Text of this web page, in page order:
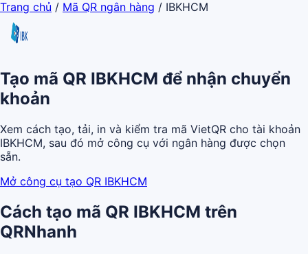
Trang chủ / Mã QR ngân hàng / IBKHCM
Tạo mã QR IBKHCM để nhận chuyển
khoản
Xem cách tạo, tải, in và kiểm tra mã VietQR cho tài khoản
IBKHCM, sau đó mở công cụ với ngân hàng được chọn
sẵn.
Mở công cụ tạo QR IBKHCM
Cách tạo mã QR IBKHCM trên
QRNhanh